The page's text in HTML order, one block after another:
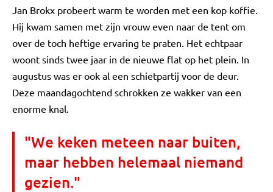
Jan Brokx probeert warm te worden met een kop koffie.
Hij kwam samen met zijn vrouw even naar de tent om
over de toch heftige ervaring te praten. Het echtpaar
woont sinds twee jaar in de nieuwe flat op het plein. In
augustus was er ook al een schietpartij voor de deur.
Deze maandagochtend schrokken ze wakker van een
enorme knal.
"We keken meteen naar buiten,
maar hebben helemaal niemand
gezien."